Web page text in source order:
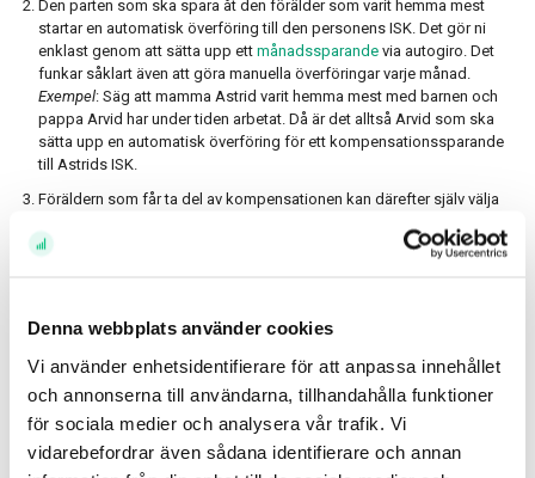
Denna webbplats använder cookies
Vi använder enhetsidentifierare för att anpassa innehållet
och annonserna till användarna, tillhandahålla funktioner
för sociala medier och analysera vår trafik. Vi
vidarebefordrar även sådana identifierare och annan
Den parten som ska spara åt den förälder som varit hemma mest
startar en automatisk överföring till den personens ISK. Det gör ni
enklast genom att sätta upp ett månadssparande via autogiro. Det
funkar såklart även att göra manuella överföringar varje månad.
Exempel: Säg att mamma Astrid varit hemma mest med barnen och
pappa Arvid har under tiden arbetat. Då är det alltså Arvid som ska
sätta upp en automatisk överföring för ett kompensationssparande
till Astrids ISK.
Föräldern som får ta del av kompensationen kan därefter själv välja
långsiktigt sparande, till exempel som ett privat pensionssparande
Se till att sparandet registreras som enskild egendom i
Vi vill att det ska vara enkelt att få en jämlik
livsinkomst. Hoppas ni känner att ni är ett steg
närmare på vägen!